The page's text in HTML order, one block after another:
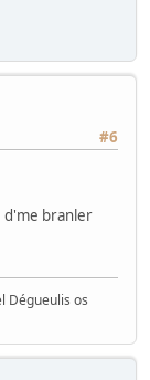
#6
d'me branler
Dégueulis os